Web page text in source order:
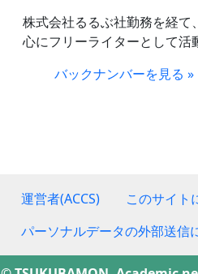
株式会社るるぶ社勤務を経て
心にフリーライターとして活
バックナンバーを見る »
運営者(ACCS) このサイト
パーソナルデータの外部送信